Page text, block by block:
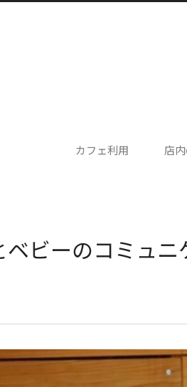
カフェ利用 店
ベビーのコミュ